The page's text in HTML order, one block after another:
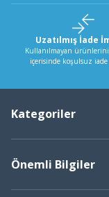
Uzatılmış İade
Kullanılmayan
içerisinde koşulsuz iade
Kategoriler
Önemli Bilgiler